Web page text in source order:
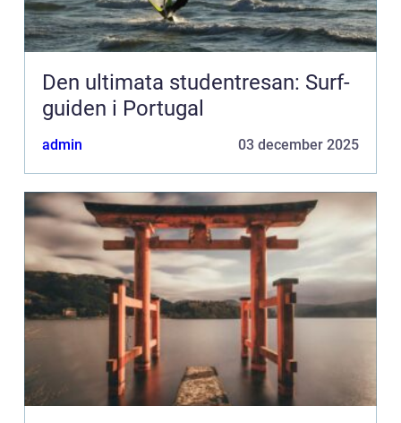
Den ultimata studentresan: Surf-
guiden i Portugal
admin 03 december 2025